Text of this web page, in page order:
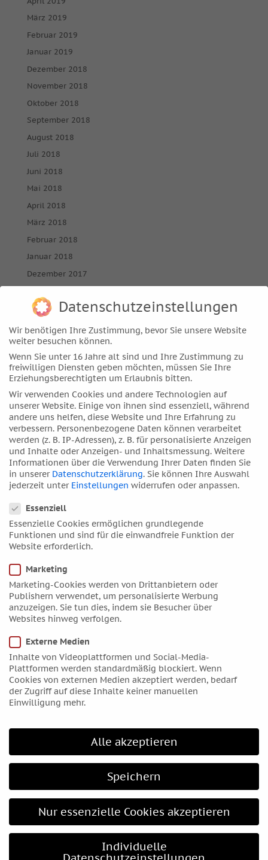
März 2019
Februar 2019
Januar 2019
Dezember 2018
November 2018
Oktober 2018
September 2018
August 2018
Juli 2018
Juni 2018
Mai 2018
April 2018
März 2018
Februar 2018
Januar 2018
Dezember 2017
Oktober 2017
September 2017
August 2017
Juli 2017
Juni 2017
Mai 2017
April 2017
März 2017
Februar 2017
Januar 2017
Dezember 2016
Oktober 2016
September 2016
August 2016
Juli 2016
Juni 2016
Mai 2016
April 2016
Januar 2016
Dezember 2015
November 2015
März 2015
Februar 2015
Datenschutzeinstellungen
Wir benötigen Ihre Zustimmung, bevor Sie unsere Website
weiter besuchen können.
Wenn Sie unter 16 Jahre alt sind und Ihre Zustimmung zu
freiwilligen Diensten geben möchten, müssen Sie Ihre
Erziehungsberechtigten um Erlaubnis bitten.
Wir verwenden Cookies und andere Technologien auf
unserer Website. Einige von ihnen sind essenziell, während
andere uns helfen, diese Website und Ihre Erfahrung zu
verbessern. Personenbezogene Daten können verarbeitet
werden (z. B. IP-Adressen), z. B. für personalisierte Anzeigen
und Inhalte oder Anzeigen- und Inhaltsmessung. Weitere
Informationen über die Verwendung Ihrer Daten finden Sie
in unserer Datenschutzerklärung. Sie können Ihre Auswahl
jederzeit unter Einstellungen widerrufen oder anpassen.
Essenziell
Essenzielle Cookies ermöglichen grundlegende
Funktionen und sind für die einwandfreie Funktion der
Website erforderlich.
Marketing
Marketing-Cookies werden von Drittanbietern oder
Publishern verwendet, um personalisierte Werbung
anzuzeigen. Sie tun dies, indem sie Besucher über
Websites hinweg verfolgen.
Externe Medien
Inhalte von Videoplattformen und Social-Media-
Plattformen werden standardmäßig blockiert. Wenn
Cookies von externen Medien akzeptiert werden, bedarf
der Zugriff auf diese Inhalte keiner manuellen
Einwilligung mehr.
Alle akzeptieren
Speichern
Nur essenzielle Cookies akzeptieren
Individuelle